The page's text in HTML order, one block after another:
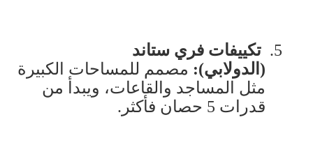
5.
تكييفات فري ستاند
(الدولابي): مصمم للمساحات الكبيرة
مثل المساجد والقاعات، ويبدأ من
قدرات 5 حصان فأكثر
.